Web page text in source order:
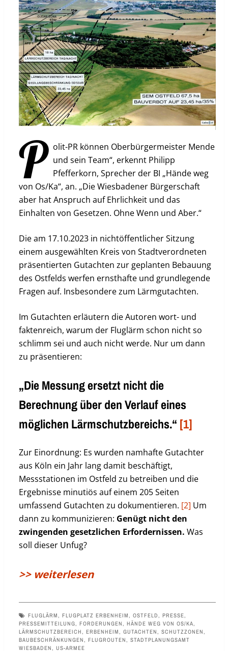
P olit-PR können Oberbürgermeister Mende
und sein Team“, erkennt Philipp
Pfefferkorn, Sprecher der BI „Hände weg
von Os/Ka“, an. „Die Wiesbadener Bürgerschaft
aber hat Anspruch auf Ehrlichkeit und das
Einhalten von Gesetzen. Ohne Wenn und Aber.“
Die am 17.10.2023 in nichtöffentlicher Sitzung
einem ausgewählten Kreis von Stadtverordneten
präsentierten Gutachten zur geplanten Bebauung
des Ostfelds werfen ernsthafte und grundlegende
Fragen auf. Insbesondere zum Lärmgutachten.
Im Gutachten erläutern die Autoren wort- und
faktenreich, warum der Fluglärm schon nicht so
schlimm sei und auch nicht werde. Nur um dann
zu präsentieren:
„Die Messung ersetzt nicht die
Berechnung über den Verlauf eines
möglichen Lärmschutzbereichs.“ [1]
Zur Einordnung: Es wurden namhafte Gutachter
aus Köln ein Jahr lang damit beschäftigt,
Messstationen im Ostfeld zu betreiben und die
Ergebnisse minutiös auf einem 205 Seiten
umfassend Gutachten zu dokumentieren. [2] Um
dann zu kommunizieren: Genügt nicht den
zwingenden gesetzlichen Erfordernissen. Was
soll dieser Unfug?
>> weiterlesen
FLUGLÄRM, FLUGPLATZ ERBENHEIM, OSTFELD, PRESSE,
PRESSEMITTEILUNG, FORDERUNGEN, HÄNDE WEG VON OS/KA,
LÄRMSCHUTZBEREICH, ERBENHEIM, GUTACHTEN, SCHUTZZONEN,
BAUBESCHRÄNKUNGEN, FLUGROUTEN, STADTPLANUNGSAMT
WIESBADEN, US-ARMEE